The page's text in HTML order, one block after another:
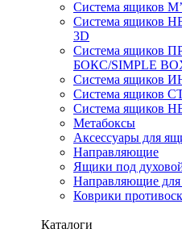
Система ящиков
Система ящиков
3D
Система ящиков
БОКС/SIMPLE
Система ящиков
Система ящиков
Система ящиков
Метабоксы
Аксессуары для
Направляющие
Ящики под
Направляющие для
Коврики
Каталоги